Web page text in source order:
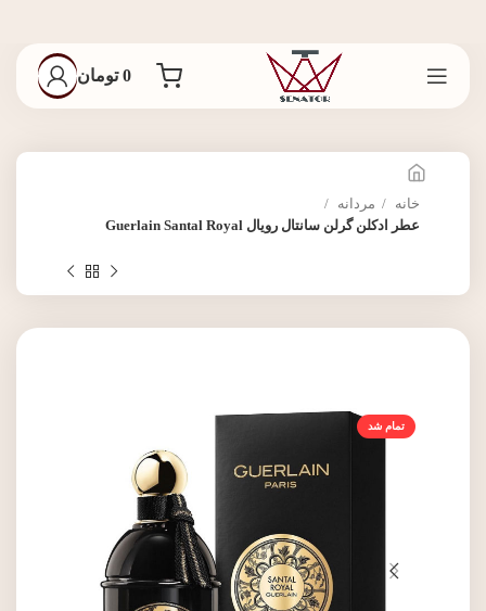
0 تومان
خانه
مردانه
عطر ادکلن گرلن سانتال رویال Guerlain Santal Royal
تمام شد